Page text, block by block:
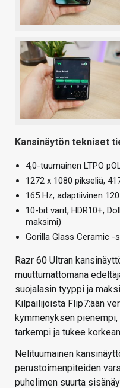
Kansinäytön tekniset
4,0-tuumainen LTPO
1272 x 1080 pikseliä,
165 Hz, adaptiivinen
10-bit värit, HDR10+,
maksimi)
Gorilla Glass Ceramic -
Razr 60 Ultran
muuttumattomana
suojalasin tyyppi ja
Kilpailijoista Flip7:ään
kymmenyksen
tarkempi ja tukee
Nelituumainen
perustoimenpiteiden
puhelimen suurta